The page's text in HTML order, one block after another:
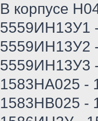
В корпусе
5559ИН13У1
5559ИН13У2
5559ИН13У3
1583НА025 -
1583НВ025 -